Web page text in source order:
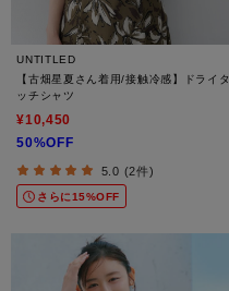
UNTITLED
【古畑星夏さん着用/接触冷感】ドライタ
ッチシャツ
¥10,450
50%OFF
5.0 (2件)
さらに15%OFF